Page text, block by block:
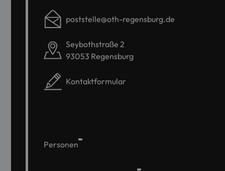
poststelle@oth-regensburg.de
Seybothstraße 2
93053 Regensburg
Kontaktformular
Personen